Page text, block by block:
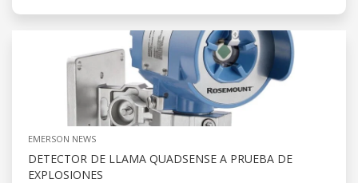
EMERSON NEWS
DETECTOR DE LLAMA QUADSENSE A PRUEBA DE
EXPLOSIONES